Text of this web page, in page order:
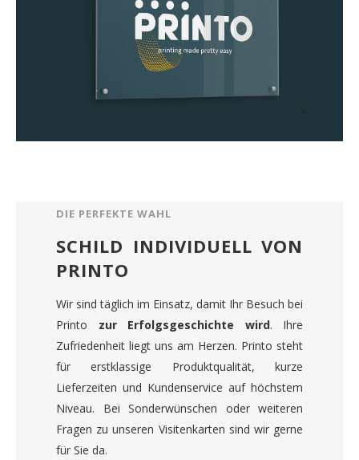
DIE PERFEKTE WAHL
SCHILD INDIVIDUELL VON
PRINTO
Wir sind täglich im Einsatz, damit Ihr Besuch bei
Printo zur Erfolgsgeschichte wird. Ihre
Zufriedenheit liegt uns am Herzen. Printo steht
für erstklassige Produktqualität, kurze
Lieferzeiten und Kundenservice auf höchstem
Niveau. Bei Sonderwünschen oder weiteren
Fragen zu unseren Visitenkarten sind wir gerne
für Sie da.